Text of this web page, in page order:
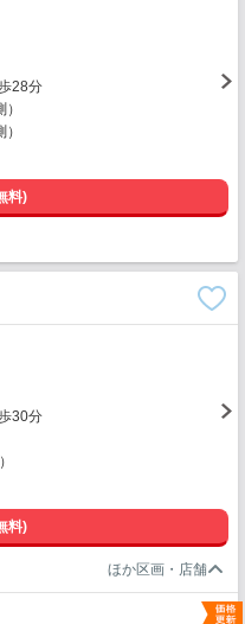
28分
料)
30分
料)